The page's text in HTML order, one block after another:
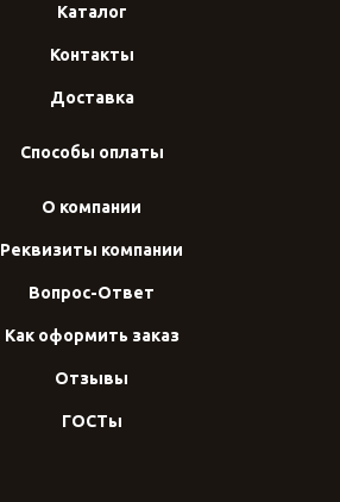
Каталог
Контакты
Доставка
Способы оплаты
О компании
Реквизиты компании
Вопрос-Ответ
Как оформить заказ
Отзывы
ГОСТы